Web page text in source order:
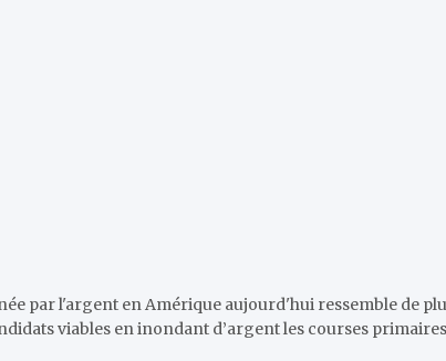
par l'argent en Amérique aujourd'hui ressemble de
viables en inondant d’argent les courses